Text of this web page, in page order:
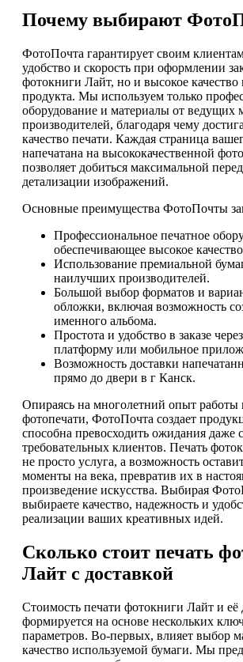
Почему выбирают
ФотоПочта гарантирует своим
удобство и скорость при оформлении
фотокниги Лайт, но и высокое качество
продукта. Мы используем только
оборудование и материалы от ведущих
производителей, благодаря чему
качество печати. Каждая страница
напечатана на высококачественной
позволяет добиться максимальной
детализации изображений.
Основные преимущества ФотоПочты
Профессиональное печатное
обеспечивающее высокое
Использование премиальной
наилучших производителей.
Большой выбор форматов и
обложки, включая возможность
именного альбома.
Простота и удобство в заказе
платформу или мобильное
Возможность доставки
прямо до двери в г Канск.
Опираясь на многолетний опыт работы
фотопечати, ФотоПочта создает
способна превосходить ожидания даже
требовательных клиентов. Печать
не просто услуга, а возможность
моменты на века, превратив их в
произведение искусства. Выбирая
выбираете качество, надежность и
реализации ваших креативных идей.
Сколько стоит печать
Лайт с доставкой
Стоимость печати фотокниги Лайт и её
формируется на основе нескольких
параметров. Во-первых, влияет выбор
качество используемой бумаги. Мы